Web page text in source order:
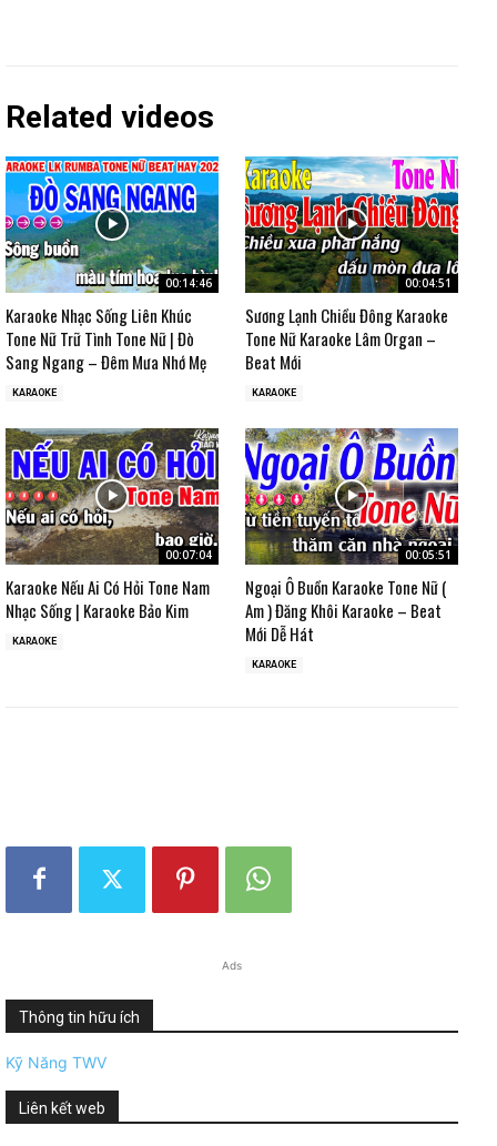
Related videos
00:14:46
Karaoke Nhạc Sống Liên Khúc
Tone Nữ Trữ Tình Tone Nữ | Đò
Sang Ngang – Đêm Mưa Nhớ Mẹ
KARAOKE
00:04:51
Sương Lạnh Chiều Đông Karaoke
Tone Nữ Karaoke Lâm Organ –
Beat Mới
KARAOKE
00:07:04
Karaoke Nếu Ai Có Hỏi Tone Nam
Nhạc Sống | Karaoke Bảo Kim
KARAOKE
00:05:51
Ngoại Ô Buồn Karaoke Tone Nữ (
Am ) Đăng Khôi Karaoke – Beat
Mới Dễ Hát
KARAOKE
Ads
Thông tin hữu ích
Kỹ Năng TWV
Liên kết web